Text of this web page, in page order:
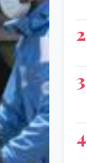
2
3
4